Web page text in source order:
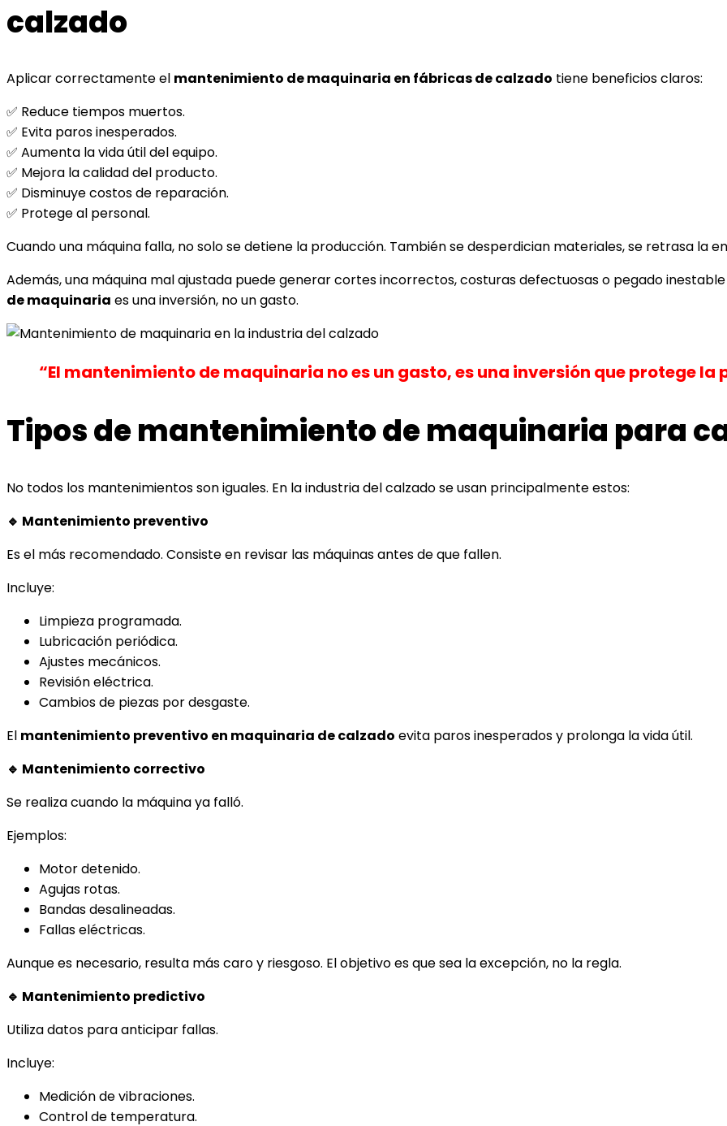
calzado
Aplicar correctamente el mantenimiento de maquinaria en fábricas de calzado tiene beneficios claros:
✅ Reduce tiempos muertos.
✅ Evita paros inesperados.
✅ Aumenta la vida útil del equipo.
✅ Mejora la calidad del producto.
✅ Disminuye costos de reparación.
✅ Protege al personal.
Cuando una máquina falla, no solo se detiene la producción. También se desperdician materiales, se retrasa la
Además, una máquina mal ajustada puede generar cortes incorrectos, costuras defectuosas o pegado
de maquinaria es una inversión, no un gasto.
“El mantenimiento de maquinaria no es un gasto, es una inversión que protege la
Tipos de mantenimiento de maquinaria para
No todos los mantenimientos son iguales. En la industria del calzado se usan principalmente estos:
🔹 Mantenimiento preventivo
Es el más recomendado. Consiste en revisar las máquinas antes de que fallen.
Incluye:
Limpieza programada.
Lubricación periódica.
Ajustes mecánicos.
Revisión eléctrica.
Cambios de piezas por desgaste.
El mantenimiento preventivo en maquinaria de calzado evita paros inesperados y prolonga la vida útil.
🔹 Mantenimiento correctivo
Se realiza cuando la máquina ya falló.
Ejemplos:
Motor detenido.
Agujas rotas.
Bandas desalineadas.
Fallas eléctricas.
Aunque es necesario, resulta más caro y riesgoso. El objetivo es que sea la excepción, no la regla.
🔹 Mantenimiento predictivo
Utiliza datos para anticipar fallas.
Incluye:
Medición de vibraciones.
Control de temperatura.